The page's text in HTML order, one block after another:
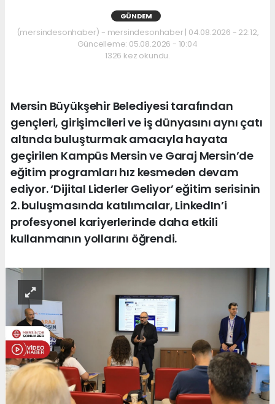
GÜNDEM
(mersindesonhaber) - mersindesonhaber | 04.08.2026 - 22:12,
Güncelleme: 05.08.2026 - 10:04
1326 kez okundu.
Mersin Büyükşehir Belediyesi tarafından
gençleri, girişimcileri ve iş dünyasını aynı çatı
altında buluşturmak amacıyla hayata
geçirilen Kampüs Mersin ve Garaj Mersin’de
eğitim programları hız kesmeden devam
ediyor. ‘Dijital Liderler Geliyor’ eğitim serisinin
2. buluşmasında katılımcılar, LinkedIn’i
profesyonel kariyerlerinde daha etkili
kullanmanın yollarını öğrendi.